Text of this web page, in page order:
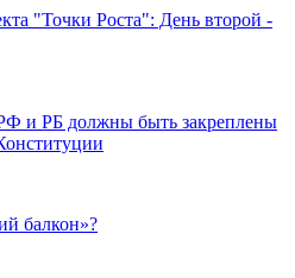
"Точки Роста": День второй -
и РБ должны быть закреплены
балкон»?